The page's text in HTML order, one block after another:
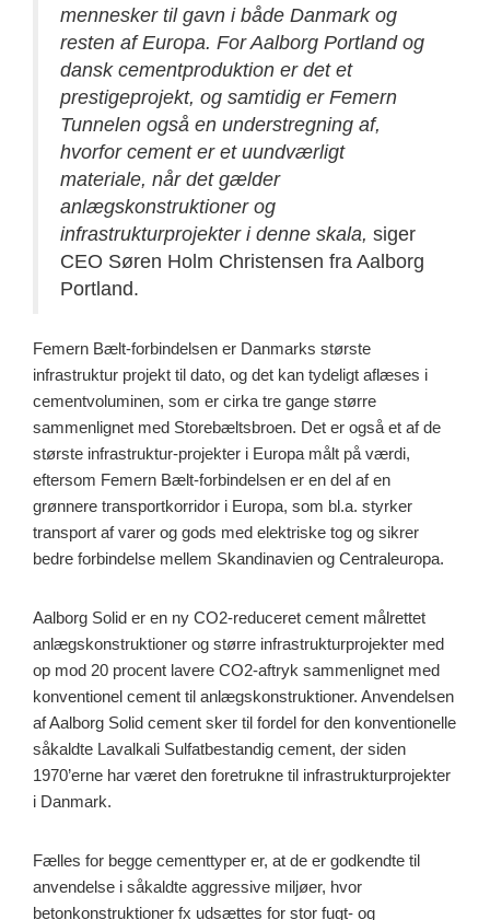
mennesker til gavn i både Danmark og
resten af Europa. For Aalborg Portland og
dansk cementproduktion er det et
prestigeprojekt, og samtidig er Femern
Tunnelen også en understregning af,
hvorfor cement er et uundværligt
materiale, når det gælder
anlægskonstruktioner og
infrastrukturprojekter i denne skala, siger
CEO Søren Holm Christensen fra Aalborg
Portland.
Femern Bælt-forbindelsen er Danmarks største
infrastruktur projekt til dato, og det kan tydeligt aflæses i
cementvoluminen, som er cirka tre gange større
sammenlignet med Storebæltsbroen. Det er også et af de
største infrastruktur-projekter i Europa målt på værdi,
eftersom Femern Bælt-forbindelsen er en del af en
grønnere transportkorridor i Europa, som bl.a. styrker
transport af varer og gods med elektriske tog og sikrer
bedre forbindelse mellem Skandinavien og Centraleuropa.
Aalborg Solid er en ny CO2-reduceret cement målrettet
anlægskonstruktioner og større infrastrukturprojekter med
op mod 20 procent lavere CO2-aftryk sammenlignet med
konventionel cement til anlægskonstruktioner. Anvendelsen
af Aalborg Solid cement sker til fordel for den konventionelle
såkaldte Lavalkali Sulfatbestandig cement, der siden
1970’erne har været den foretrukne til infrastrukturprojekter
i Danmark.
Fælles for begge cementtyper er, at de er godkendte til
anvendelse i såkaldte aggressive miljøer, hvor
betonkonstruktioner fx udsættes for stor fugt- og